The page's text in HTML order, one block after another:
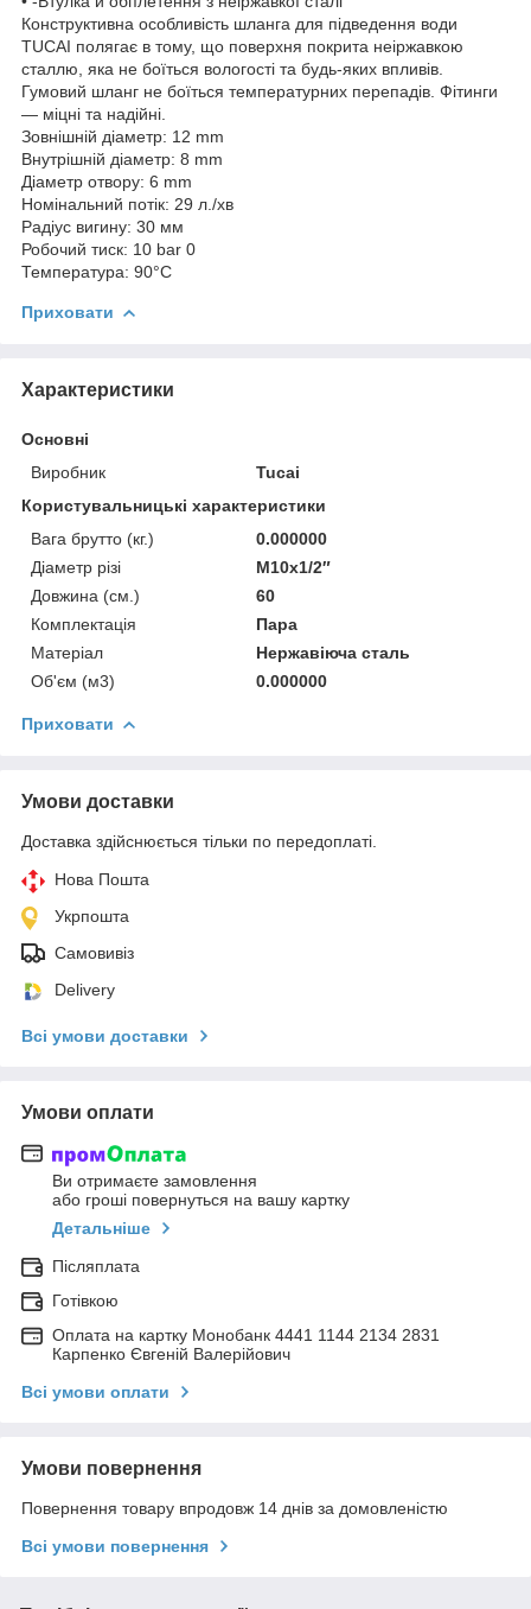
Конструктивна особливість шланга для підведення води
TUCAI полягає в тому, що поверхня покрита неіржавкою
сталлю, яка не боїться вологості та будь-яких впливів.
Гумовий шланг не боїться температурних перепадів. Фітинги
— міцні та надійні.
Зовнішній діаметр: 12 mm
Внутрішній діаметр: 8 mm
Діаметр отвору: 6 mm
Номінальний потік: 29 л./хв
Радіус вигину: 30 мм
Робочий тиск: 10 bar 0
Температура: 90°С
Приховати
Характеристики
Основні
Виробник
Tucai
Користувальницькі характеристики
Вага брутто (кг.)
0.000000
Діаметр різі
М10х1/2″
Довжина (см.)
60
Комплектація
Пара
Матеріал
Нержавіюча сталь
Об'єм (м3)
0.000000
Приховати
Умови доставки
Доставка здійснюється тільки по передоплаті.
Нова Пошта
Укрпошта
Самовивіз
Delivery
Всі умови доставки
Умови оплати
Ви отримаєте замовлення
або гроші повернуться на вашу картку
Детальніше
Післяплата
Готівкою
Оплата на картку Монобанк 4441 1144 2134 2831
Карпенко Євгеній Валерійович
Всі умови оплати
Умови повернення
Повернення товару впродовж 14 днів за домовленістю
Всі умови повернення